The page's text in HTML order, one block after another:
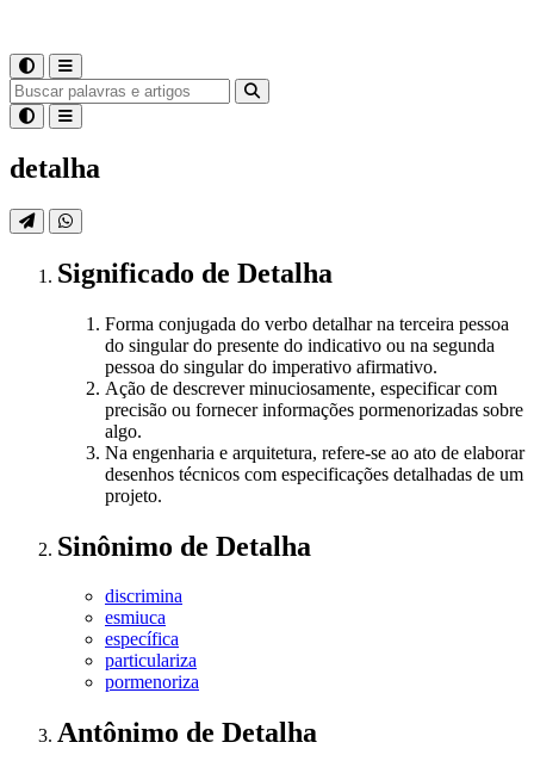
detalha
Significado de Detalha
Forma conjugada do verbo detalhar na terceira pessoa
do singular do presente do indicativo ou na segunda
pessoa do singular do imperativo afirmativo.
Ação de descrever minuciosamente, especificar com
precisão ou fornecer informações pormenorizadas sobre
algo.
Na engenharia e arquitetura, refere-se ao ato de elaborar
desenhos técnicos com especificações detalhadas de um
projeto.
Sinônimo de Detalha
discrimina
esmiuca
específica
particulariza
pormenoriza
Antônimo de Detalha